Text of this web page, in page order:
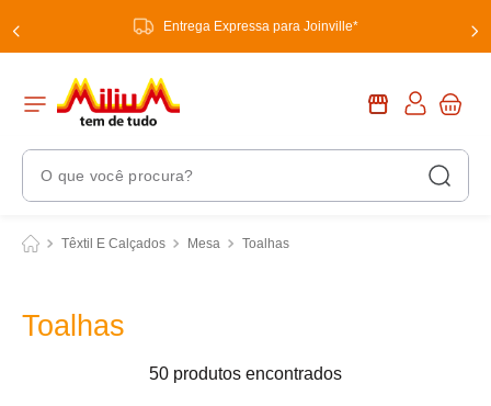
Entrega Expressa para Joinville*
O que você procura?
Têxtil E Calçados Mesa Toalhas
Toalhas
50 produtos
Termos Mais Buscados
2 º tinta